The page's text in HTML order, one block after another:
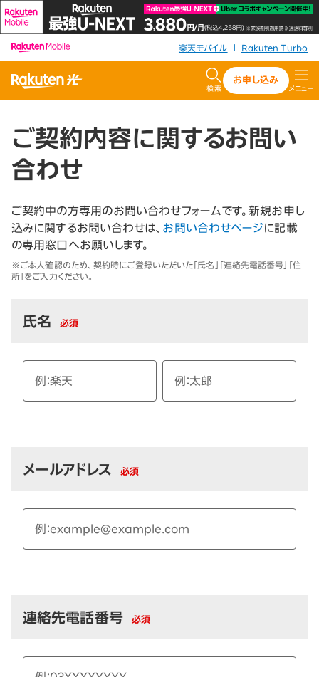
楽天モバイル | Rakuten Turbo
検索
お申し込み
メニュー
ご契約内容に関するお問い
合わせ
ご契約中の方専用のお問い合わせフォームです。新規お申し
込みに関するお問い合わせは、 お問い合わせページに記載
の専用窓口へお願いします。
※ご本人確認のため、契約時にご登録いただいた「氏名」「連絡先電話番号」「住
所」をご入力ください。
氏名 必須
メールアドレス 必須
連絡先電話番号 必須